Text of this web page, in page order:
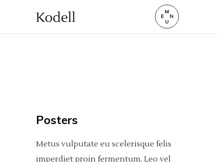
Posters
Metus vulputate eu scelerisque felis
imperdiet proin fermentum. Leo vel